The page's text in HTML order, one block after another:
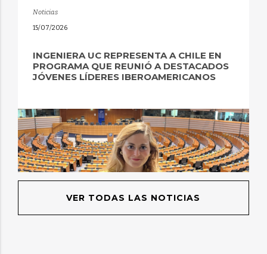
Noticias
15/07/2026
INGENIERA UC REPRESENTA A CHILE EN
PROGRAMA QUE REUNIÓ A DESTACADOS
JÓVENES LÍDERES IBEROAMERICANOS
VER TODAS LAS NOTICIAS